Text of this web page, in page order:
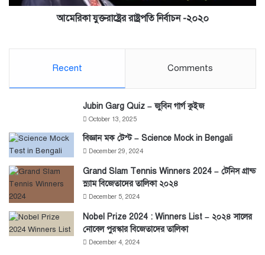
আমেরিকা যুক্তরাষ্ট্রের রাষ্ট্রপতি নির্বাচন -২০২০
Recent Comments
Jubin Garg Quiz – জুবিন গার্গ কুইজ
October 13, 2025
বিজ্ঞান মক টেস্ট – Science Mock in Bengali
December 29, 2024
Grand Slam Tennis Winners 2024 – টেনিস গ্রান্ড
স্ল্যাম বিজেতাদের তালিকা ২০২৪
December 5, 2024
Nobel Prize 2024 : Winners List – ২০২৪ সালের
নোবেল পুরস্কার বিজেতাদের তালিকা
December 4, 2024